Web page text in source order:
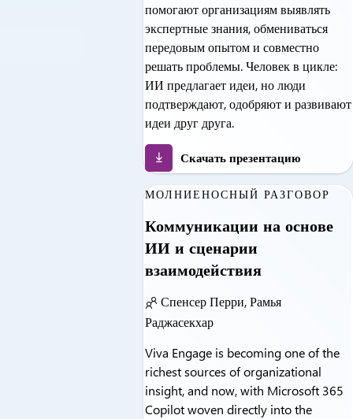
помогают организациям выявлять
экспертные знания, обмениваться
передовым опытом и совместно
решать проблемы. Человек в цикле:
ИИ предлагает идеи, но люди
подтверждают, одобряют и развивают
идеи друг друга.
Скачать презентацию
МОЛНИЕНОСНЫЙ РАЗГОВОР
Коммуникации на основе
ИИ и сценарии
взаимодействия
Спенсер Перри, Рамья
Раджасекхар
Viva Engage is becoming one of the
richest sources of organizational
insight, and now, with Microsoft 365
Copilot woven directly into the